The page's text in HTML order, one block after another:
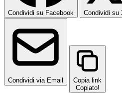
Condividi su Facebook Condividi su
Condividi via Email
Copia link
Copiato!